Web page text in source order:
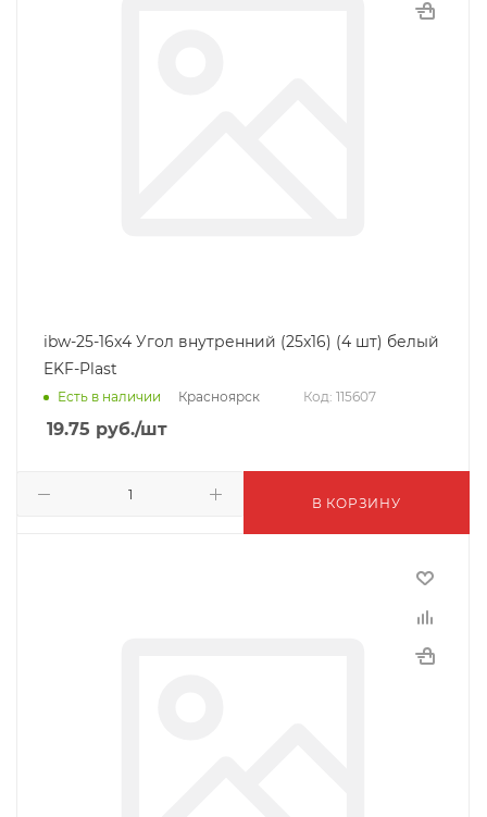
ibw-25-16x4 Угол внутренний (25x16) (4 шт) белый
EKF-Plast
Есть в наличии Красноярск Код: 115607
19.75 руб./шт
В КОРЗИНУ